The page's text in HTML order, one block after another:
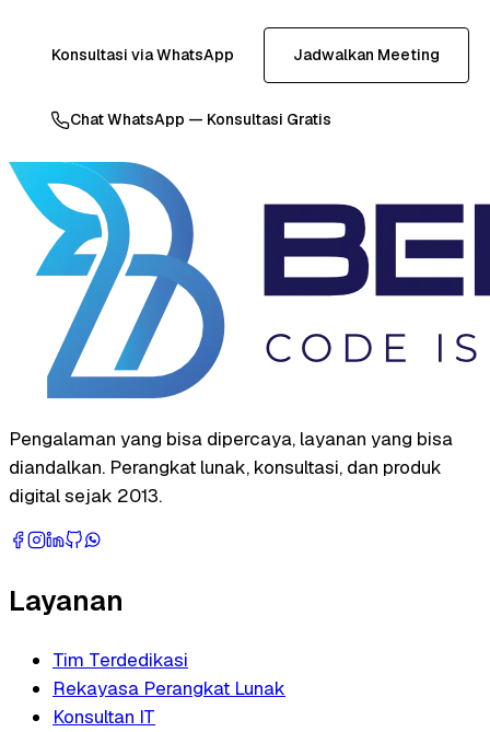
Konsultasi via WhatsApp Jadwalkan Meeting
Chat WhatsApp — Konsultasi Gratis
Pengalaman yang bisa dipercaya, layanan yang bisa
diandalkan. Perangkat lunak, konsultasi, dan produk
digital sejak 2013.
Layanan
Tim Terdedikasi
Rekayasa Perangkat Lunak
Konsultan IT